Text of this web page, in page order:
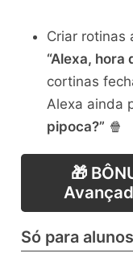
Criar rotinas
“Alexa, hora
cortinas
Alexa ainda
pipoca?” 🍿
🎁
Só para